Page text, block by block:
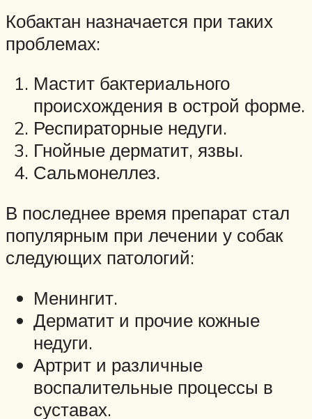
Кобактан назначается при таких
проблемах:
Мастит бактериального
происхождения в острой форме.
Респираторные недуги.
Гнойные дерматит, язвы.
Сальмонеллез.
В последнее время препарат стал
популярным при лечении у собак
следующих патологий:
Менингит.
Дерматит и прочие кожные
недуги.
Артрит и различные
воспалительные процессы в
суставах.